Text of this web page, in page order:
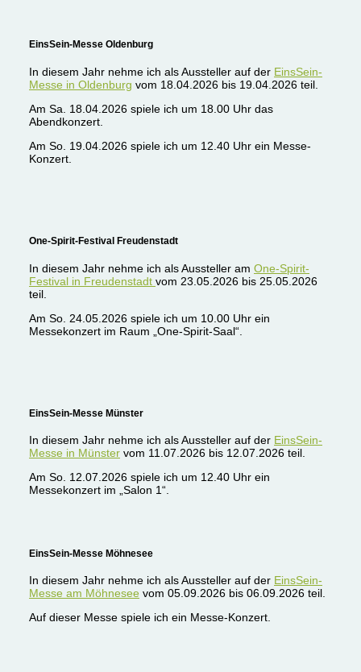
EinsSein-Messe Oldenburg
In diesem Jahr nehme ich als Aussteller auf der EinsSein-
Messe in Oldenburg vom 18.04.2026 bis 19.04.2026 teil.
Am Sa. 18.04.2026 spiele ich um 18.00 Uhr das
Abendkonzert.
Am So. 19.04.2026 spiele ich um 12.40 Uhr ein Messe-
Konzert.
One-Spirit-Festival Freudenstadt
In diesem Jahr nehme ich als Aussteller am One-Spirit-
Festival in Freudenstadt vom 23.05.2026 bis 25.05.2026
teil.
Am So. 24.05.2026 spiele ich um 10.00 Uhr ein
Messekonzert im Raum „One-Spirit-Saal“.
EinsSein-Messe Münster
In diesem Jahr nehme ich als Aussteller auf der EinsSein-
Messe in Münster vom 11.07.2026 bis 12.07.2026 teil.
Am So. 12.07.2026 spiele ich um 12.40 Uhr ein
Messekonzert im „Salon 1“.
EinsSein-Messe Möhnesee
In diesem Jahr nehme ich als Aussteller auf der EinsSein-
Messe am Möhnesee vom 05.09.2026 bis 06.09.2026 teil.
Auf dieser Messe spiele ich ein Messe-Konzert.